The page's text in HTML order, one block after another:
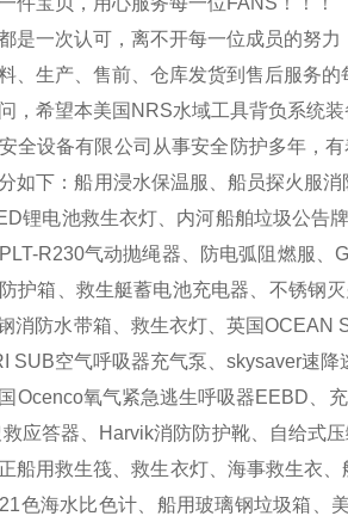
是一次认可，离不开每一位成员的努力
、生产、售前、仓库发货到售后服务的
，希望本美国NRS水域工具背负系统
全设备有限公司从事安全防护多年，
如下：船用浸水保温服、船员探火服
锂电池救生衣灯、内河船舶垃圾公告
R230气动抛绳器、防电弧阻燃服、
护箱、救生艇蓄电池充电器、不锈钢
消防水带箱、救生衣灯、英国OCEAN
SUB空气呼吸器充气泵、skysaver速
Ocenco氧气紧急逃生呼吸器EEBD、
应答器、Harvik消防防护靴、自给式
船用救生筏、救生衣灯、海事救生衣
色海水比色计、船用玻璃钢垃圾箱、